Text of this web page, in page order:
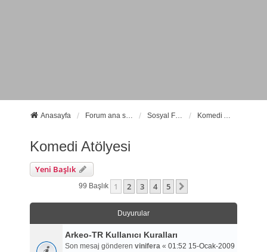
Anasayfa Forum ana sayfa Sosyal Forumlarımız Komedi Atölyesi
Komedi Atölyesi
Yeni Başlık
99 Başlık 1 2 3 4 5
Duyurular
Arkeo-TR Kullanıcı Kuralları
Son mesaj gönderen vinifera« 01:52 15-Ocak-2009